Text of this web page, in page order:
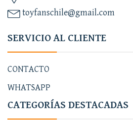
toyfanschile@gmail.com
SERVICIO AL CLIENTE
CONTACTO
WHATSAPP
CATEGORÍAS DESTACADAS